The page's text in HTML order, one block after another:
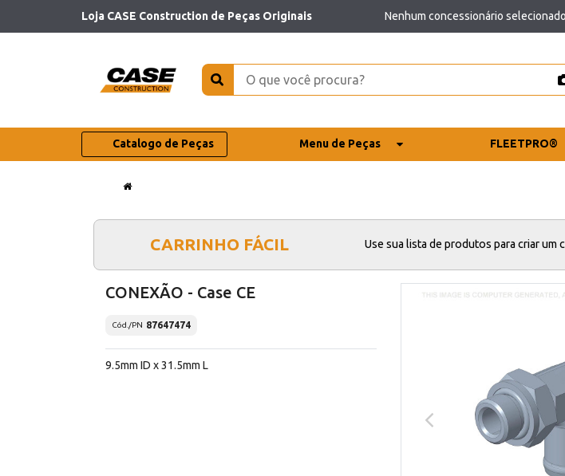
Loja CASE Construction de Peças Originais Nenhum concessionário selecionado
Catalogo de Peças Menu de Peças FLEETPRO®
CARRINHO FÁCIL Use sua lista de produtos para criar um
CONEXÃO - Case CE
Cód./PN 87647474
9.5mm ID x 31.5mm L